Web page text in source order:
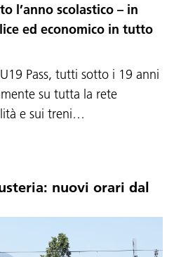
l’anno scolastico – in
ed economico in tutto
Pass, tutti sotto i 19 anni
su tutta la rete
e sui treni…
nuovi orari dal